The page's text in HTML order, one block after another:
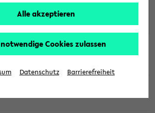
Alle akzeptieren
Cookies zulassen
Datenschutz Barrierefreiheit